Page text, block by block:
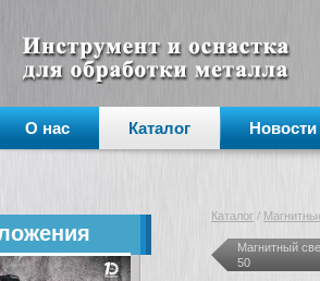
О нас Каталог Новости
Каталог /
Магнитный
50